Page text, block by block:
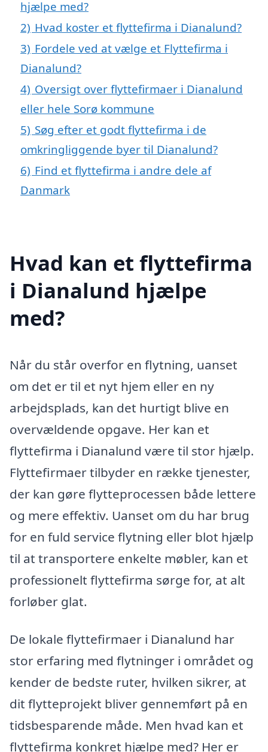
hjælpe med?
2) Hvad koster et flyttefirma i Dianalund?
3) Fordele ved at vælge et Flyttefirma i
Dianalund?
4) Oversigt over flyttefirmaer i Dianalund
eller hele Sorø kommune
5) Søg efter et godt flyttefirma i de
omkringliggende byer til Dianalund?
6) Find et flyttefirma i andre dele af
Danmark
Hvad kan et flyttefirma
i Dianalund hjælpe
med?
Når du står overfor en flytning, uanset
om det er til et nyt hjem eller en ny
arbejdsplads, kan det hurtigt blive en
overvældende opgave. Her kan et
flyttefirma i Dianalund være til stor hjælp.
Flyttefirmaer tilbyder en række tjenester,
der kan gøre flytteprocessen både lettere
og mere effektiv. Uanset om du har brug
for en fuld service flytning eller blot hjælp
til at transportere enkelte møbler, kan et
professionelt flyttefirma sørge for, at alt
forløber glat.
De lokale flyttefirmaer i Dianalund har
stor erfaring med flytninger i området og
kender de bedste ruter, hvilken sikrer, at
dit flytteprojekt bliver gennemført på en
tidsbesparende måde. Men hvad kan et
flyttefirma konkret hjælpe med? Her er